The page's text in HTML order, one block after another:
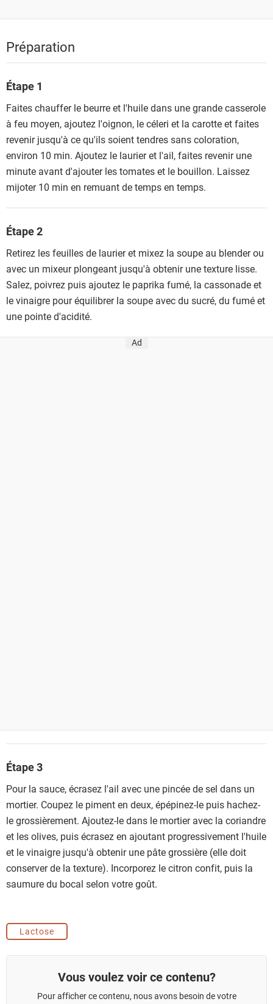
Préparation
Étape 1
Faites chauffer le beurre et l'huile dans une grande casserole
à feu moyen, ajoutez l'oignon, le céleri et la carotte et faites
revenir jusqu'à ce qu'ils soient tendres sans coloration,
environ 10 min. Ajoutez le laurier et l'ail, faites revenir une
minute avant d'ajouter les tomates et le bouillon. Laissez
mijoter 10 min en remuant de temps en temps.
Étape 2
Retirez les feuilles de laurier et mixez la soupe au blender ou
avec un mixeur plongeant jusqu'à obtenir une texture lisse.
Salez, poivrez puis ajoutez le paprika fumé, la cassonade et
le vinaigre pour équilibrer la soupe avec du sucré, du fumé et
une pointe d'acidité.
Ad
Étape 3
Pour la sauce, écrasez l'ail avec une pincée de sel dans un
mortier. Coupez le piment en deux, épépinez-le puis hachez-
le grossièrement. Ajoutez-le dans le mortier avec la coriandre
et les olives, puis écrasez en ajoutant progressivement l'huile
et le vinaigre jusqu'à obtenir une pâte grossière (elle doit
conserver de la texture). Incorporez le citron confit, puis la
saumure du bocal selon votre goût.
Lactose
Vous voulez voir ce contenu?
Pour afficher ce contenu, nous avons besoin de votre